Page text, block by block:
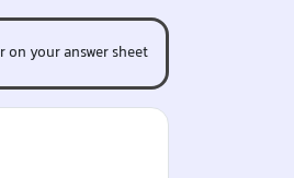
your answer sheet.